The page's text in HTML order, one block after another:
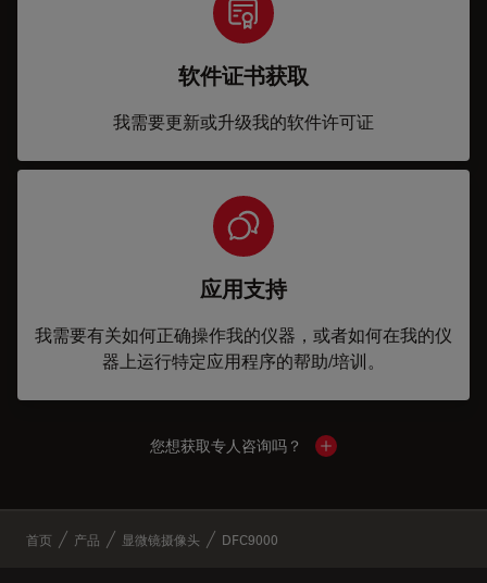
软件证书获取
我需要更新或升级我的软件许可证
应用支持
我需要有关如何正确操作我的仪器，或者如何在我的仪
器上运行特定应用程序的帮助/培训。
您想获取专人咨询吗？ Show local contacts
首页 产品 显微镜摄像头 DFC9000